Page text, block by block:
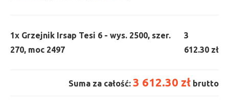
1x Grzejnik Irsap Tesi 6 - wys. 2500, szer.
270, moc 2497
3
612.30 zł
Suma za całość: 3 612.30 zł brutto